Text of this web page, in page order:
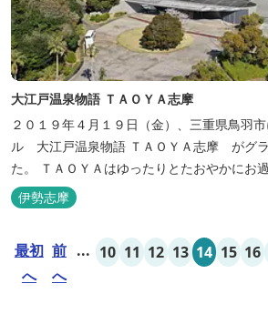
大江戸温泉物語 ＴＡＯＹＡ志摩
２０１９年４月１９日（金）、三重県鳥羽
ル 大江戸温泉物語 ＴＡＯＹＡ志摩 がグ
た。 ＴＡＯＹＡはゆったりとたおやかにお
を目指し、カキの産地の鳥羽市浦村町にオー
は太平洋に注ぐ伊勢湾の海の風景が広がり、
「インフィニティ風呂」と呼...
伊勢志摩
最初
へ
前
へ
... 10 11 12 13 14 15 16